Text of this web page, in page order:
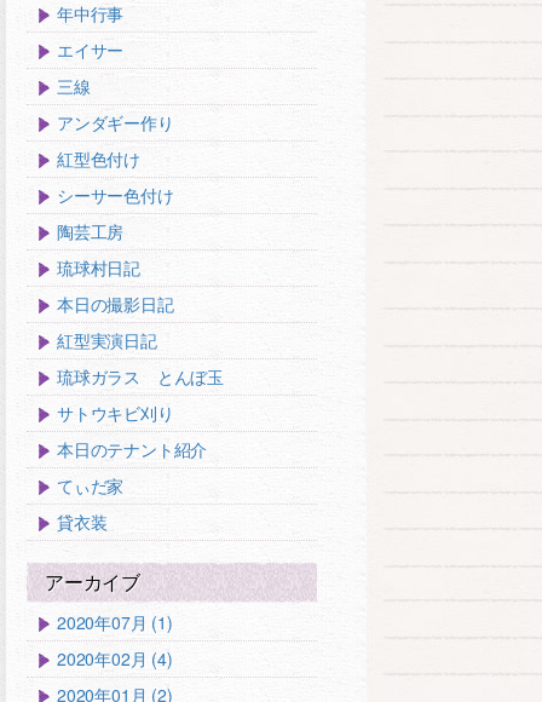
年中行事
エイサー
三線
アンダギー作り
紅型色付け
シーサー色付け
陶芸工房
琉球村日記
本日の撮影日記
紅型実演日記
琉球ガラス とんぼ玉
サトウキビ刈り
本日のテナント紹介
てぃだ家
貸衣装
アーカイブ
2020年07月 (1)
2020年02月 (4)
2020年01月 (2)